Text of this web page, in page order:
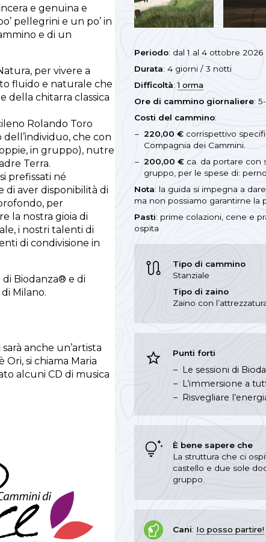
e genuina e
pellegrini e un po’ in
e di un
per vivere a
fluido e naturale che
della chitarra classica
Rolando Toro
che con
in gruppo), nutre
Terra.
prefissati né
di aver disponibilità di
per
la nostra gioia di
i nostri talenti di
di condivisione in
di Biodanza® e di
Milano.
anche un’artista
Ori, si chiama Maria
alcuni CD di musica
Periodo: dal 1 al 4 ottobre 2026
Durata: 4 giorni / 3 notti
Difficoltà:1 orma
Ore di cammino giornaliere:
Costi del cammino:
220,00 € corrispettivo
Compagnia dei Cammini.
200,00 € ca. da portare con
gruppo, per le spese di:
Nota: la guida si impegna a
ma non possiamo garantirne la
Pasti: prime colazioni, cene e
ospita
Tipo di cammino
Stanziale
Tipo di zaino
Zaino con
Punti forti
Le sessioni di
L’immersione a
Risvegliare
È bene sapere che
La struttura che ci
castello e due sole
gruppo.
Cani: Io posso partire!